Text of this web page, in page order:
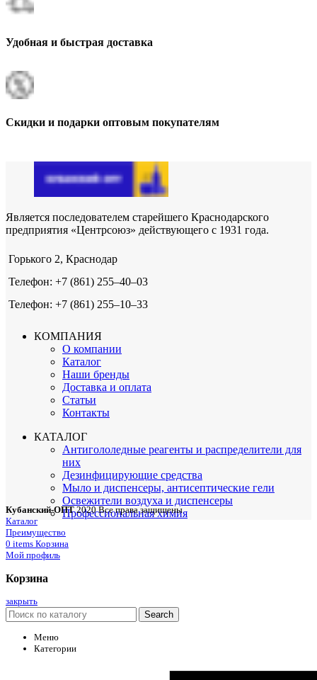
Удобная и быстрая доставка
Скидки и подарки оптовым покупателям
Является последователем старейшего Краснодарского
предприятия «Центрсоюз» действующего с 1931 года.
Горького 2, Краснодар
Телефон: +7 (861) 255‒40‒03
Телефон: +7 (861) 255‒10‒33
КОМПАНИЯ
О компании
Каталог
Наши бренды
Доставка и оплата
Статьи
Контакты
КАТАЛОГ
Антигололедные реагенты и распределители для
них
Дезинфицирующие средства
Мыло и диспенсеры, антисептические гели
Освежители воздуха и диспенсеры
Профессиональная химия
Кубанский-ОПТ 2020 Все права защищены
Каталог
Преимущество
0 items Корзина
Мой профиль
Корзина
закрыть
Search
Меню
Категории